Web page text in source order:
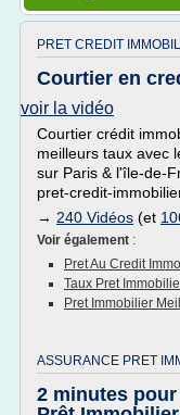
PRET CREDIT
Courtier en
voir la vidéo
Courtier crédit
meilleurs taux avec
sur Paris & l'île-de-
pret-credit-
→ 240 Vidéos (et
Voir également :
Pret Au Credit
Taux Pret
Pret Immobilier
ASSURANCE PRET
2 minutes